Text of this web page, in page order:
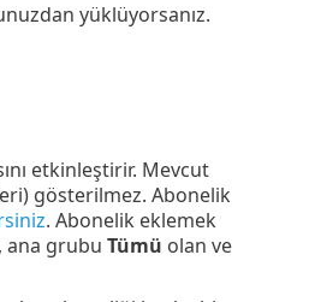
yüklüyorsanız.
etkinleştirir. Mevcut
gösterilmez. Abonelik
. Abonelik eklemek
ana grubu Tümü olan ve